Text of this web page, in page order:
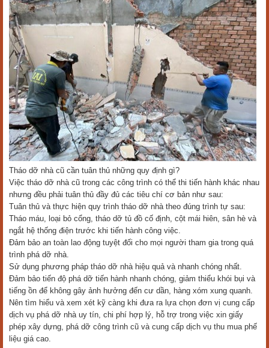
Tháo dỡ nhà cũ cần tuân thủ những quy định gì?
Việc tháo dỡ nhà cũ trong các công trình có thể thi tiến hành khác nhau
nhưng đều phải tuân thủ đầy đủ các tiêu chí cơ bản như sau:
Tuân thủ và thực hiện quy trình tháo dỡ nhà theo đúng trình tự sau:
Tháo máu, loại bỏ cổng, tháo dỡ tủ đồ cố định, cột mái hiên, sân hè và
ngắt hệ thống điện trước khi tiến hành công việc.
Đảm bảo an toàn lao động tuyệt đối cho mọi người tham gia trong quá
trình phá dỡ nhà.
Sử dụng phương pháp tháo dỡ nhà hiệu quả và nhanh chóng nhất.
Đảm bảo tiến độ phá dỡ tiến hành nhanh chóng, giảm thiểu khói bụi và
tiếng ồn để không gây ảnh hưởng đến cư dần, hàng xóm xung quanh.
Nên tìm hiểu và xem xét kỹ càng khi đưa ra lựa chọn đơn vị cung cấp
dịch vụ phá dỡ nhà uy tín, chi phí hợp lý, hỗ trợ trong việc xin giấy
phép xây dựng, phá dỡ công trình cũ và cung cấp dịch vụ thu mua phế
liệu giá cao.